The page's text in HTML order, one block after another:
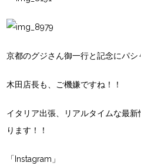
京都のグジさん御一行と記念にパ
木田店長も、ご機嫌ですね！！
イタリア出張、リアルタイムな最
ります！！
「Instagram」